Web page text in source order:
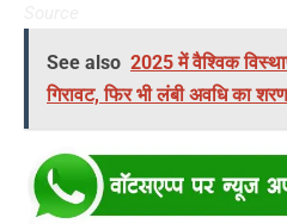
See also 2025 में वैश्विक
गिरावट, फिर भी लंबी अवधि का